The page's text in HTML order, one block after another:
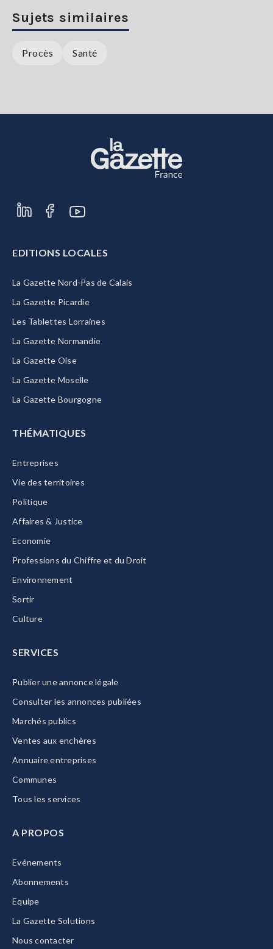
Sujets similaires
Procès Santé
EDITIONS LOCALES
La Gazette Nord-Pas de Calais
La Gazette Picardie
Les Tablettes Lorraines
La Gazette Normandie
La Gazette Oise
La Gazette Moselle
La Gazette Bourgogne
THÉMATIQUES
Entreprises
Vie des territoires
Politique
Affaires & Justice
Economie
Professions du Chiffre et du Droit
Environnement
Sortir
Culture
SERVICES
Publier une annonce légale
Consulter les annonces publiées
Marchés publics
Ventes aux enchères
Annuaire entreprises
Communes
Tous les services
A PROPOS
Evénements
Abonnements
Equipe
La Gazette Solutions
Nous contacter